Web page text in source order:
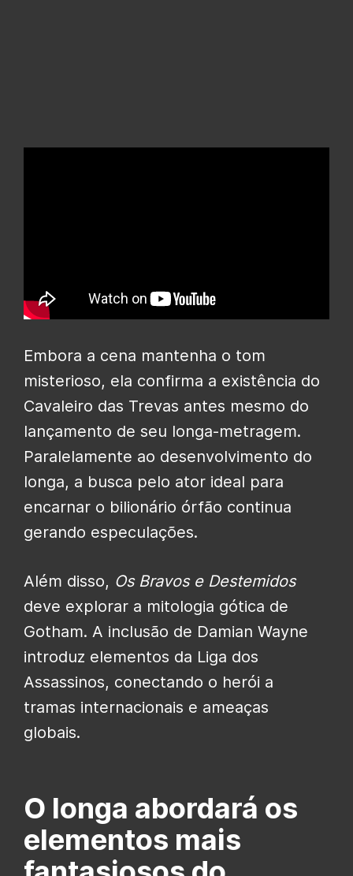
Embora a cena mantenha o tom
misterioso, ela confirma a existência do
Cavaleiro das Trevas antes mesmo do
lançamento de seu longa-metragem.
Paralelamente ao desenvolvimento do
longa, a busca pelo ator ideal para
encarnar o bilionário órfão continua
gerando especulações.
Além disso, Os Bravos e Destemidos
deve explorar a mitologia gótica de
Gotham. A inclusão de Damian Wayne
introduz elementos da Liga dos
Assassinos, conectando o herói a
tramas internacionais e ameaças
globais.
O longa abordará os
elementos mais